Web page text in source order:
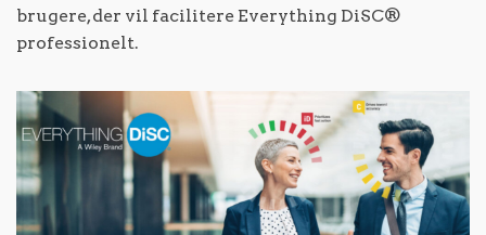
brugere, der vil facilitere Everything DiSC®
professionelt.